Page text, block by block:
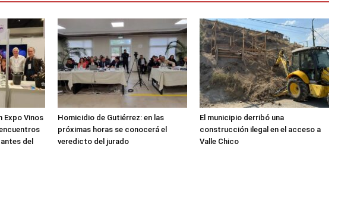
Expo Vinos
del
Homicidio de Gutiérrez: en las
próximas horas se conocerá el
veredicto del jurado
El municipio derribó una
construcción ilegal en el acceso a
Valle Chico